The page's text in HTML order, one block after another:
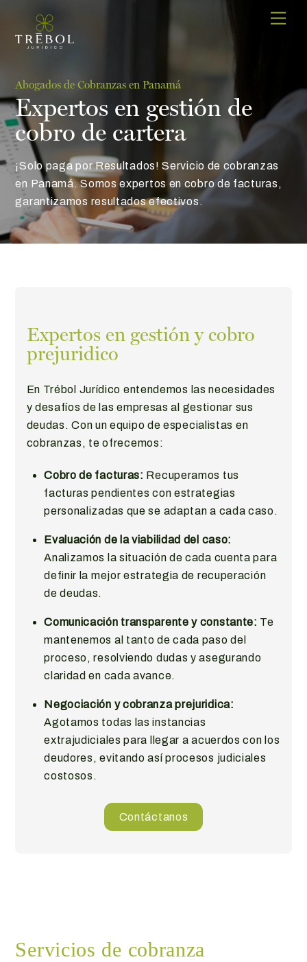
content
Abogados de Cobranzas en Panamá
Expertos en gestión de
cobro de cartera
¡Solo paga por Resultados! Servicio de cobranzas
en Panamá. Somos expertos en cobro de facturas,
garantizamos resultados efectivos.
Expertos en gestión y cobro
prejuridico
En Trébol Jurídico entendemos las necesidades
y desafíos de las empresas al gestionar sus
deudas. Con un equipo de especialistas en
cobranzas, te ofrecemos:
Cobro de facturas: Recuperamos tus
facturas pendientes con estrategias
personalizadas que se adaptan a cada caso.
Evaluación de la viabilidad del caso:
Analizamos la situación de cada cuenta para
definir la mejor estrategia de recuperación
de deudas.
Comunicación transparente y constante: Te
mantenemos al tanto de cada paso del
proceso, resolviendo dudas y asegurando
claridad en cada avance.
Negociación y cobranza prejuridica:
Agotamos todas las instancias
extrajudiciales para llegar a acuerdos con los
deudores, evitando así procesos judiciales
costosos.
Contáctanos
Servicios de cobranza